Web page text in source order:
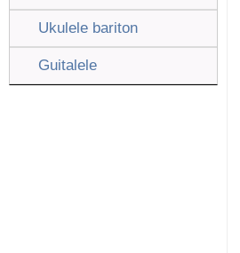
Ukulele bariton
Guitalele